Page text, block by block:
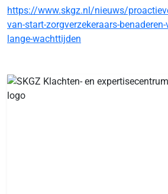
https://www.skgz.nl/nieuws/
van-start-zorgverzekeraars-
lange-wachttijden